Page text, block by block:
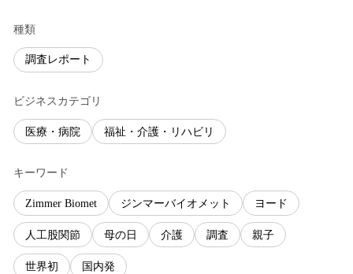
種類
調査レポート
ビジネスカテゴリ
医療・病院 福祉・介護・リハビリ
キーワード
Zimmer Biomet ジンマーバイオメット ヨード
人工股関節 母の日 介護 調査 親子
世界初 国内発